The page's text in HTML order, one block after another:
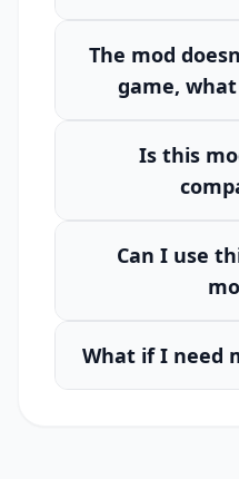
The mod
game,
Is this
Can I use
What if I need